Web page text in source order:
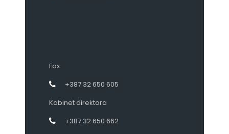
Fax
+387 32 650 605
Kabinet direktora
+387 32 650 662